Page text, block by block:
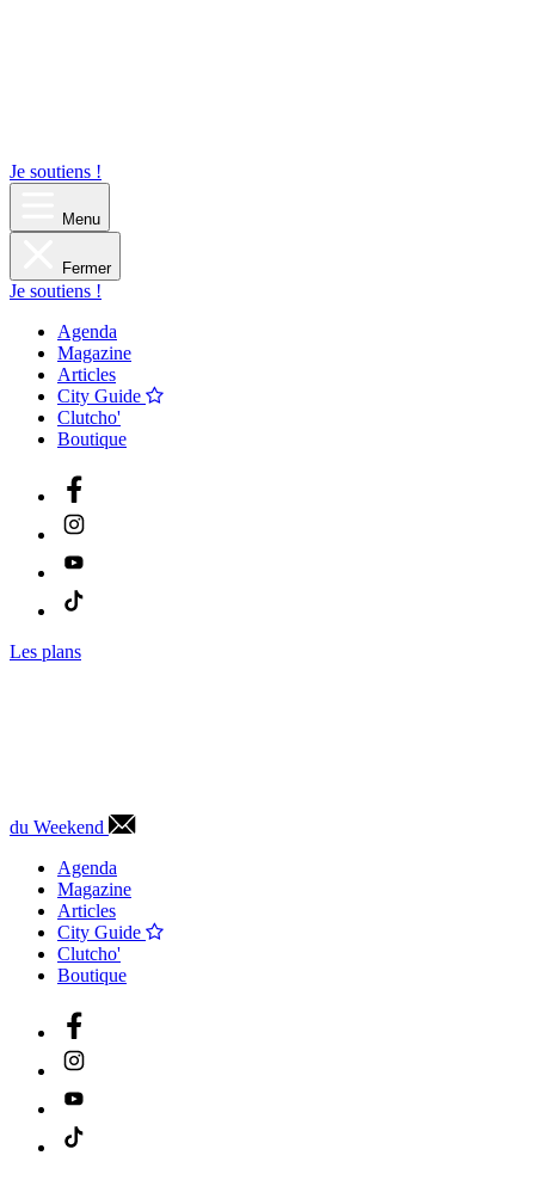
Je soutiens !
Menu
Fermer
Je soutiens !
Agenda
Magazine
Articles
City Guide
Clutcho'
Boutique
Les plans
du Weekend
Agenda
Magazine
Articles
City Guide
Clutcho'
Boutique